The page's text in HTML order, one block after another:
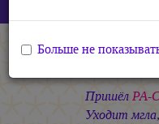
Азъ Есмь ЛЮБОВЬ!
ПришёлРА-
Уходит мгла,
Больше не